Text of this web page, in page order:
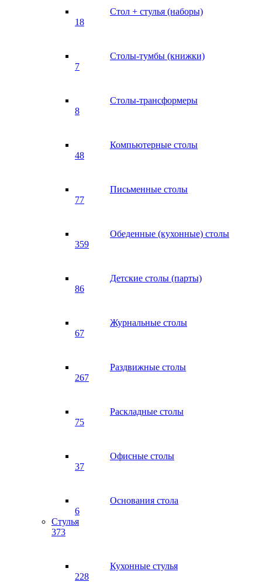
Стол + стулья (наборы)
18
Столы-тумбы (книжки)
7
Столы-трансформеры
8
Компьютерные столы
48
Письменные столы
77
Обеденные (кухонные) столы
359
Детские столы (парты)
86
Журнальные столы
67
Раздвижные столы
267
Раскладные столы
75
Офисные столы
37
Основания стола
6
Стулья
373
Кухонные стулья
228